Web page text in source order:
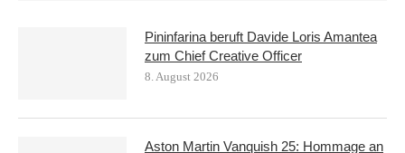
Pininfarina beruft Davide Loris Amantea
zum Chief Creative Officer
8. August 2026
Aston Martin Vanquish 25: Hommage an